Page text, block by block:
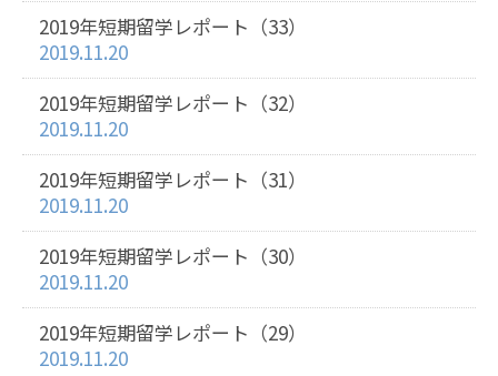
2019年短期留学レポート（33）
2019.11.20
2019年短期留学レポート（32）
2019.11.20
2019年短期留学レポート（31）
2019.11.20
2019年短期留学レポート（30）
2019.11.20
2019年短期留学レポート（29）
2019.11.20